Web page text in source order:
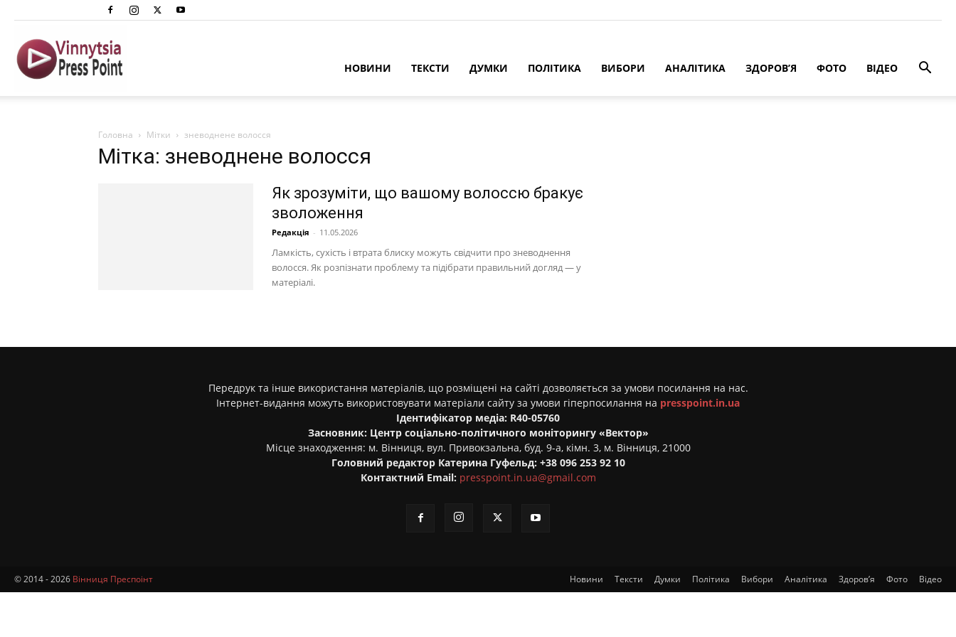
Преспоінт
НОВИНИ ТЕКСТИ ДУМКИ ПОЛІТИКА ВИБОРИ АНАЛІТИКА ЗДОРОВ’Я ФОТО ВІДЕО
Головна Мітки зневоднене волосся
Мітка: зневоднене волосся
Як зрозуміти, що вашому волоссю бракує
зволоження
Редакція - 11.05.2026
Ламкість, сухість і втрата блиску можуть свідчити про зневоднення
волосся. Як розпізнати проблему та підібрати правильний догляд — у
матеріалі.
Передрук та інше використання матеріалів, що розміщені на сайті дозволяється за умови посилання на нас.
Інтернет-видання можуть використовувати матеріали сайту за умови гіперпосилання на presspoint.in.ua
Ідентифікатор медіа: R40-05760
Засновник: Центр соціально-політичного моніторингу «Вектор»
Місце знаходження: м. Вінниця, вул. Привокзальна, буд. 9-а, кімн. 3, м. Вінниця, 21000
Головний редактор Катерина Гуфельд: +38 096 253 92 10
Контактний Email: presspoint.in.ua@gmail.com
Новини Тексти Думки Політика Вибори Аналітика Здоров’я Фото Відео
© 2014 - 2026 Вінниця Преспоінт